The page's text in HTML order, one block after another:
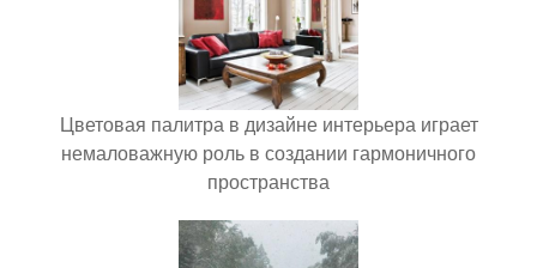
Цветовая палитра в дизайне интерьера играет
немаловажную роль в создании гармоничного
пространства